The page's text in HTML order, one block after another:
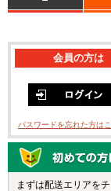
会員の方は
パスワードを忘れた方は
まずは配送エリアを